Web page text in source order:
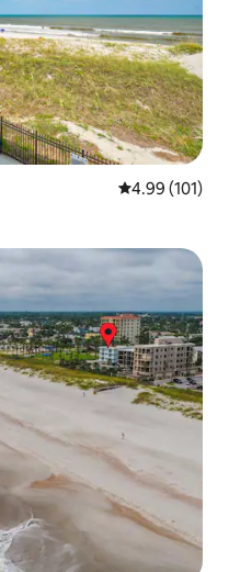
Calificación
4.99 (101)